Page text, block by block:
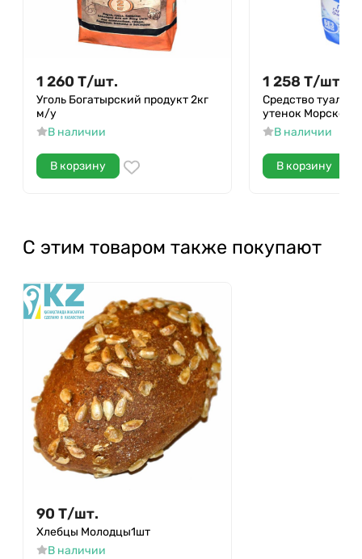
1 260 Т/шт.
Уголь Богатырский продукт 2кг
м/у
В наличии
В корзину
1 258 Т/шт.
Средство
утенок Морской
В наличии
В корзину
С этим товаром также покупают
90 Т/шт.
Хлебцы Молодцы1шт
В наличии